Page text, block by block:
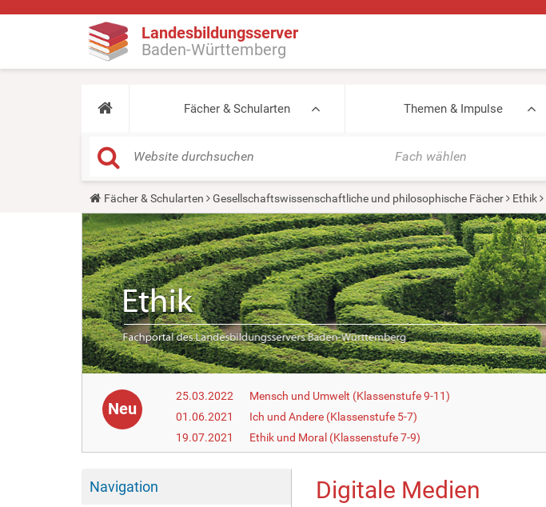
Landesbildungsserver
Baden-Württemberg
Fächer & Schularten Themen & Impulse
Fach wählen
Y
o
u
a
r
e
h
e
r
e
:
Fächer & Schularten Gesellschaftswissenschaftliche und philosophische Fächer Ethik
Neu
25.03.2022
Mensch und Umwelt (Klassenstufe 9-11)
01.06.2021
Ich und Andere (Klassenstufe 5-7)
19.07.2021
Ethik und Moral (Klassenstufe 7-9)
Navigation Digitale Medien